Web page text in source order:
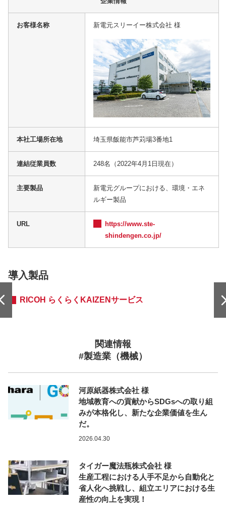
お客様名称 新電元スリーイー株式会社 様
本社工場所在地 埼玉県飯能市芦苅場3番地1
連結従業員数 248名（2022年4月1日現在）
主要製品
新電元グループにおける、環境・エネ
ルギー製品
URL
https://www.ste-
shindengen.co.jp/
導入製品
RICOH らくらくKAIZENサービス
関連情報
#製造業（機械）
河原紙器株式会社 様
地域教育への貢献からSDGsへの取り組
みが本格化し、新たな企業価値を生ん
だ。
2026.04.30
タイガー魔法瓶株式会社 様
生産工程における人手不足から自動化と
省人化へ挑戦し、組立エリアにおける生
産性の向上を実現！